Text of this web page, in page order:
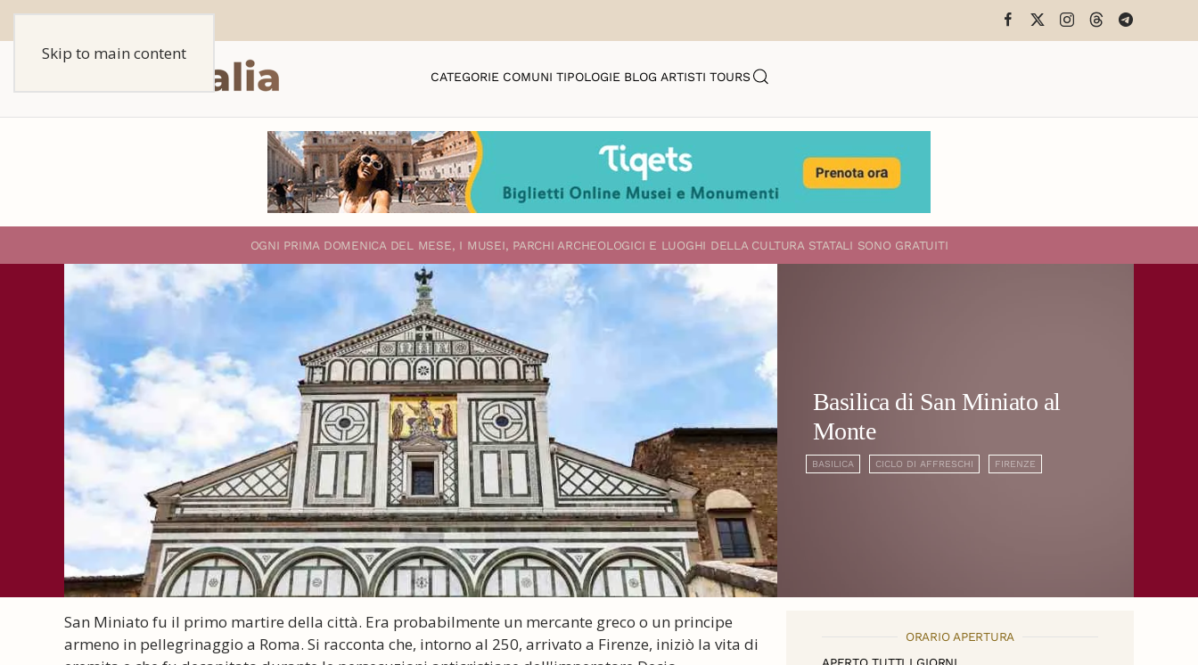
Skip to main content
CATEGORIE COMUNI TIPOLOGIE BLOG ARTISTI TOURS
OGNI PRIMA DOMENICA DEL MESE, I MUSEI, PARCHI ARCHEOLOGICI E LUOGHI DELLA CULTURA STATALI SONO GRATUITI
Basilica di San Miniato al
Monte
BASILICA CICLO DI AFFRESCHI FIRENZE
San Miniato fu il primo martire della città. Era probabilmente un mercante greco o un principe
armeno in pellegrinaggio a Roma. Si racconta che, intorno al 250, arrivato a Firenze, iniziò la vita di
ORARIO APERTURA
APERTO TUTTI I GIORNI